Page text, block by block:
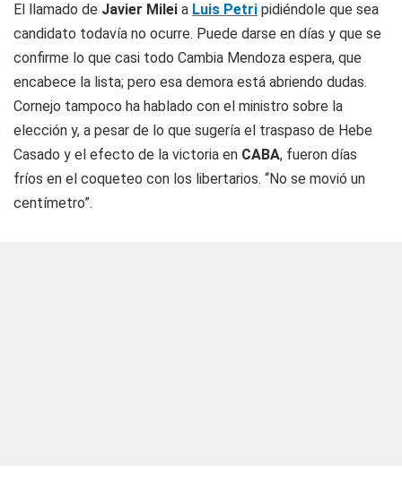
El llamado de Javier Milei a Luis Petri pidiéndole que sea
candidato todavía no ocurre. Puede darse en días y que se
confirme lo que casi todo Cambia Mendoza espera, que
encabece la lista; pero esa demora está abriendo dudas.
Cornejo tampoco ha hablado con el ministro sobre la
elección y, a pesar de lo que sugería el traspaso de Hebe
Casado y el efecto de la victoria en CABA, fueron días
fríos en el coqueteo con los libertarios. “No se movió un
centímetro”.